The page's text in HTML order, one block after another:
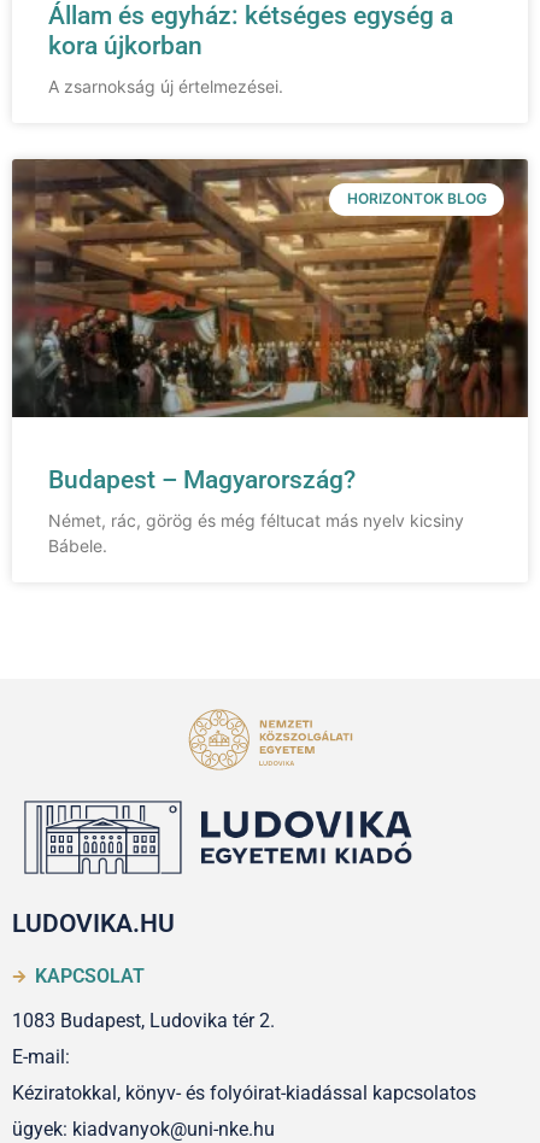
Állam és egyház: kétséges egység a
kora újkorban
A zsarnokság új értelmezései.
HORIZONTOK BLOG
Budapest – Magyarország?
Német, rác, görög és még féltucat más nyelv kicsiny
Bábele.
LUDOVIKA.HU
KAPCSOLAT
1083 Budapest, Ludovika tér 2.
E-mail:
Kéziratokkal, könyv- és folyóirat-kiadással kapcsolatos
ügyek: kiadvanyok@uni-nke.hu